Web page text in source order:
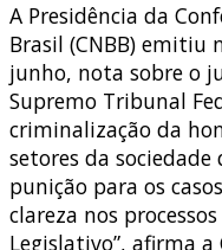
A Presidência da
Brasil (CNBB) emitiu
junho, nota sobre o
Supremo Tribunal
criminalização da
setores da
punição para os
clareza nos
Legislativo”, afirma a